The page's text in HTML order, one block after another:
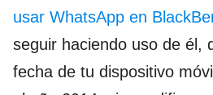
usar WhatsApp en
seguir haciendo uso de él,
fecha de tu dispositivo